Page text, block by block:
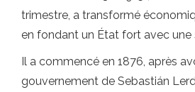
trimestre, a transformé
en fondant un État fort avec une
Il a commencé en 1876, après
gouvernement de Sebastián